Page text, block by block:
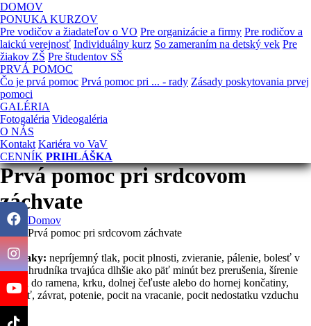
DOMOV
PONUKA KURZOV
Pre vodičov a žiadateľov o VO Pre organizácie a firmy Pre rodičov a
laickú verejnosť Individuálny kurz So zameraním na detský vek Pre
žiakov ZŠ Pre študentov SŠ
PRVÁ POMOC
Čo je prvá pomoc Prvá pomoc pri ... - rady Zásady poskytovania prvej
pomoci
GALÉRIA
Fotogaléria Videogaléria
O NÁS
Kontakt Kariéra vo VaV
CENNÍK PRIHLÁŠKA
Prvá pomoc pri srdcovom
záchvate
Domov
Prvá pomoc pri srdcovom záchvate
Príznaky: nepríjemný tlak, pocit plnosti, zvieranie, pálenie, bolesť v
strede hrudníka trvajúca dlhšie ako päť minút bez prerušenia, šírenie
bolesti do ramena, krku, dolnej čeľuste alebo do hornej končatiny,
slabosť, závrat, potenie, pocit na vracanie, pocit nedostatku vzduchu